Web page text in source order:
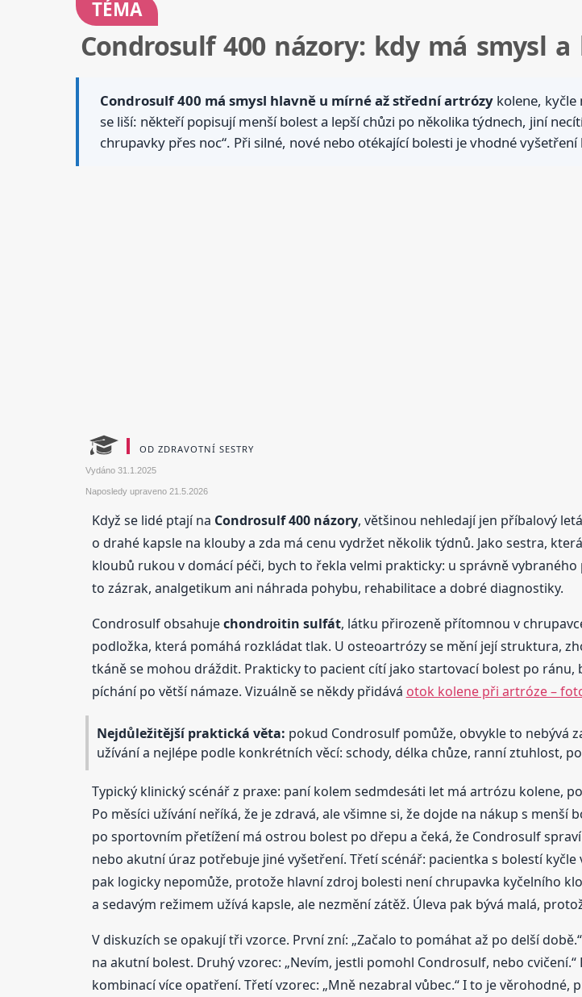
TÉMA
Condrosulf 400 názory: kdy má smysl
Condrosulf 400 má smysl hlavně u mírné až střední artrózy kolene,
se liší: někteří popisují menší bolest a lepší chůzi po několika týdnech, jiní
chrupavky přes noc“. Při silné, nové nebo otékající bolesti je vhodné vyšetření
OD ZDRAVOTNÍ SESTRY
Vydáno 31.1.2025
Naposledy upraveno 21.5.2026
Když se lidé ptají na Condrosulf 400 názory, většinou nehledají jen příbalový
o drahé kapsle na klouby a zda má cenu vydržet několik týdnů. Jako sestra,
kloubů rukou v domácí péči, bych to řekla velmi prakticky: u správně
to zázrak, analgetikum ani náhrada pohybu, rehabilitace a dobré diagnostiky.
Condrosulf obsahujechondroitin sulfát, látku přirozeně přítomnou v
podložka, která pomáhá rozkládat tlak. U osteoartrózy se mění její struktura,
tkáně se mohou dráždit. Prakticky to pacient cítí jako startovací bolest po
píchání po větší námaze. Vizuálně se někdy přidává otok kolene při artróze –
Nejdůležitější praktická věta: pokud Condrosulf pomůže, obvykle to nebývá
užívání a nejlépe podle konkrétních věcí: schody, délka chůze, ranní ztuhlost,
Typický klinický scénář z praxe: paní kolem sedmdesáti let má artrózu kolene,
Po měsíci užívání neříká, že je zdravá, ale všimne si, že dojde na nákup s menší
po sportovním přetížení má ostrou bolest po dřepu a čeká, že Condrosulf
nebo akutní úraz potřebuje jiné vyšetření. Třetí scénář: pacientka s bolestí
pak logicky nepomůže, protože hlavní zdroj bolesti není chrupavka kyčelního
a sedavým režimem užívá kapsle, ale nezmění zátěž. Úleva pak bývá malá,
V diskuzích se opakují tři vzorce. První zní: „Začalo to pomáhat až po delší
na akutní bolest. Druhý vzorec: „Nevím, jestli pomohl Condrosulf, nebo
kombinací více opatření. Třetí vzorec: „Mně nezabral vůbec.“ I to je